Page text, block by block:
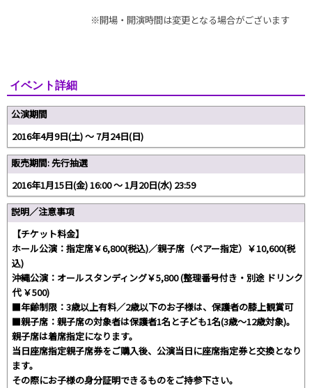
※開場・開演時間は変更となる場合がございます
イベント詳細
公演期間
2016年4月9日(土) ～ 7月24日(日)
販売期間: 先行抽選
2016年1月15日(金) 16:00 〜 1月20日(水) 23:59
説明／注意事項
【チケット料金】
ホール公演：指定席￥6,800(税込)／親子席（ペアー指定）￥10,600(税
込)
沖縄公演：オールスタンディング￥5,800 (整理番号付き・別途 ドリンク
代 ￥500)
■年齢制限：3歳以上有料／2歳以下のお子様は、保護者の膝上観賞可
■親子席：親子席の対象者は保護者1名と子ども1名(3歳～12歳対象)。
親子席は着席指定になります。
当日座席指定親子席券をご購入後、公演当日に座席指定券と交換となり
ます。
その際にお子様の身分証明できるものをご持参下さい。